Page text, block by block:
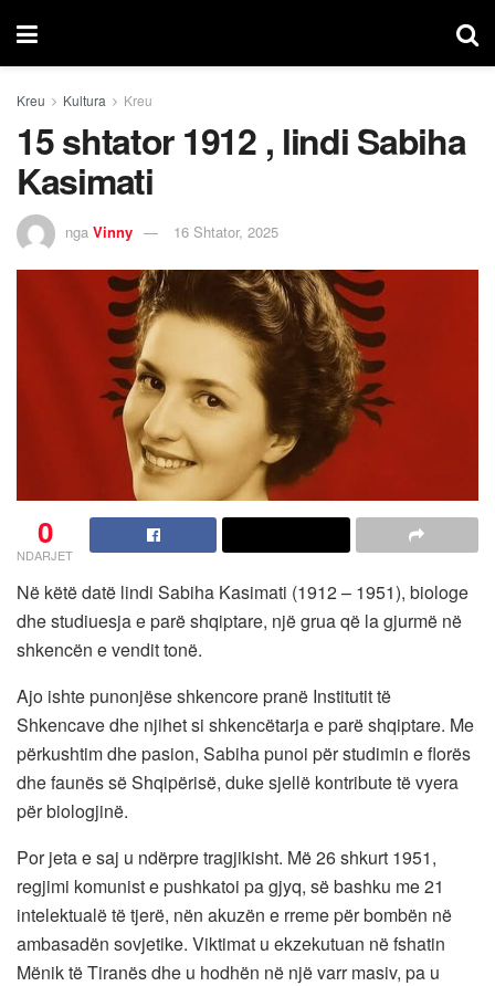
Kreu Kultura Kreu
15 shtator 1912 , lindi Sabiha
Kasimati
nga Vinny 16 Shtator, 2025
0
NDARJET
Në këtë datë lindi Sabiha Kasimati (1912 – 1951), biologe
dhe studiuesja e parë shqiptare, një grua që la gjurmë në
shkencën e vendit tonë.
Ajo ishte punonjëse shkencore pranë Institutit të
Shkencave dhe njihet si shkencëtarja e parë shqiptare. Me
përkushtim dhe pasion, Sabiha punoi për studimin e florës
dhe faunës së Shqipërisë, duke sjellë kontribute të vyera
për biologjinë.
Por jeta e saj u ndërpre tragjikisht. Më 26 shkurt 1951,
regjimi komunist e pushkatoi pa gjyq, së bashku me 21
intelektualë të tjerë, nën akuzën e rreme për bombën në
ambasadën sovjetike. Viktimat u ekzekutuan në fshatin
Mënik të Tiranës dhe u hodhën në një varr masiv, pa u